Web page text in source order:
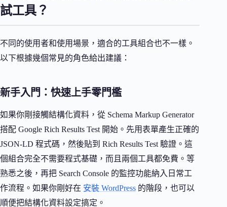
試工具？
不同的使用者和使用場景，適合的工具組合也不一樣。
以下根據幾個常見的角色給出建議：
新手入門：快速上手零門檻
如果你剛接觸結構化資料，從 Schema Markup Generator
搭配 Google Rich Results Test 開始。先用表單產生正確的
JSON-LD 程式碼，然後貼到 Rich Results Test 驗證。這
個組合完全不需要程式基礎，而且兩個工具都免費。等
熟悉之後，再把 Search Console 的監控功能納入日常工
作流程。如果你剛好在 安裝 WordPress 的階段，也可以
順便把結構化資料設定搞定。